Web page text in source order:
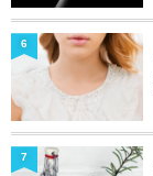
6
7